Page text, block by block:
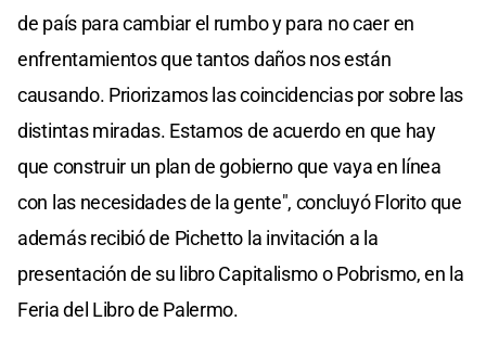
de país para cambiar el rumbo y para no caer en
enfrentamientos que tantos daños nos están
causando. Priorizamos las coincidencias por sobre las
distintas miradas. Estamos de acuerdo en que hay
que construir un plan de gobierno que vaya en línea
con las necesidades de la gente", concluyó Florito que
además recibió de Pichetto la invitación a la
presentación de su libro Capitalismo o Pobrismo, en la
Feria del Libro de Palermo.